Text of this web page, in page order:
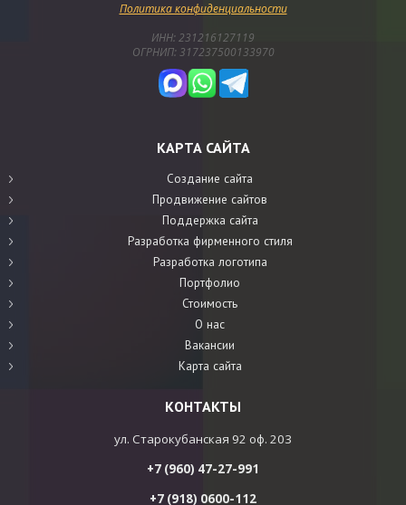
Политика конфиденциальности
ИНН: 231216127119
ОГРНИП: 317237500133970
КАРТА САЙТА
Создание сайта
Продвижение сайтов
Поддержка сайта
Разработка фирменного стиля
Разработка логотипа
Портфолио
Стоимость
О нас
Вакансии
Карта сайта
КОНТАКТЫ
ул. Старокубанская 92 оф. 203
+7 (960) 47-27-991
+7 (918) 0600-112